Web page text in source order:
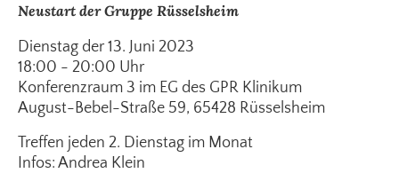
Neustart der Gruppe Rüsselsheim
Dienstag der 13. Juni 2023
18:00 - 20:00 Uhr
Konferenzraum 3 im EG des GPR Klinikum
August-Bebel-Straße 59, 65428 Rüsselsheim
Treffen jeden 2. Dienstag im Monat
Infos: Andrea Klein